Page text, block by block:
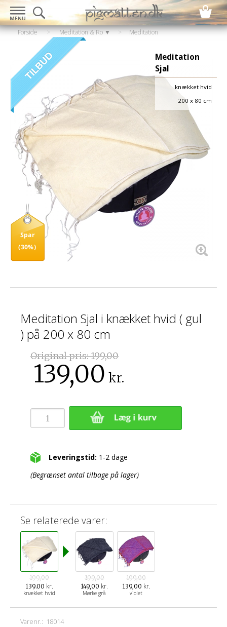
Forside > Meditation & Ro ▼ >
Meditation
Meditations Sjal
Meditation
Sjal
knækket hvid
200 x 80 cm
Spar
(30%)
Meditation Sjal i knækket hvid ( gul
) på 200 x 80 cm
Original pris:199,00
139,00 kr.
Leveringstid: 1-2 dage
(Begrænset antal tilbage på lager)
Se relaterede varer:
199,00
139.00 kr.
knækket hvid
199,00
149,00 kr.
Mørke grå
199,00
139,00 kr.
violet
Varenr.: 18014